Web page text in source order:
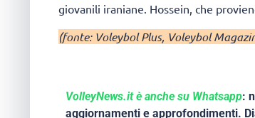
giovanili iraniane. Hossein, che
(fonte: Voleybol Plus, Voleybol
VolleyNews.it è anche su Whatsapp:
aggiornamenti e approfondimenti.